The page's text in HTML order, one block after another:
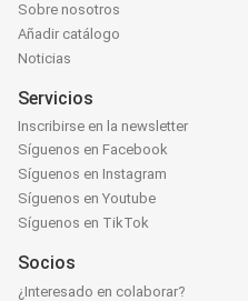
Sobre nosotros
Añadir catálogo
Noticias
Servicios
Inscribirse en la newsletter
Síguenos en Facebook
Síguenos en Instagram
Síguenos en Youtube
Síguenos en TikTok
Socios
¿Interesado en colaborar?